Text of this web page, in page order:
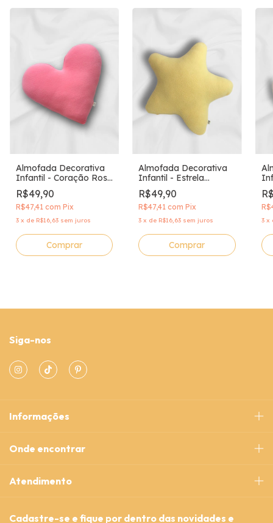
Almofada Decorativa
Infantil - Coração Rosa
Chiclete
R$49,90
R$47,41 com Pix
3 x de R$16,63 sem juros
Almofada Decorativa
Infantil - Estrela
Amarela
R$49,90
R$47,41com Pix
3 x de R$16,63 sem juros 3 x
Siga-nos
Informações
Onde encontrar
Atendimento
Cadastre-se e fique por dentro das novidades e